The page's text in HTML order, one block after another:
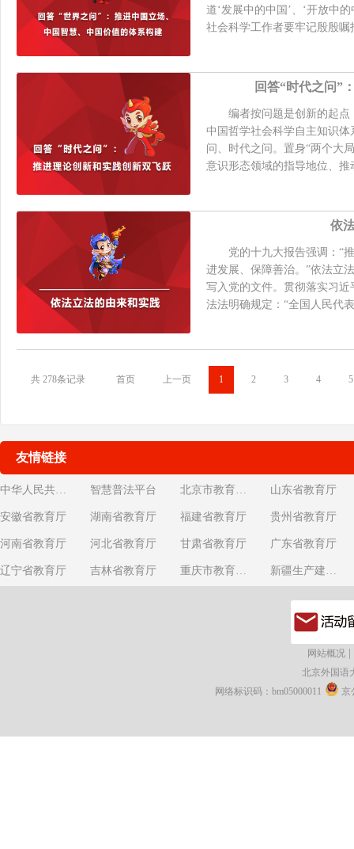
道‘发展中的中国’、‘开放中
社会科学工作者要牢记殷殷嘱
回答“时代之问”
编者按问题是创新的起点
中国哲学社会科学自主知识
问、时代之问。置身“两个大
意识形态领域的指导地位、
依
党的十九大报告强调：“推
进发展、保障善治。”依法立
写入党的文件。贯彻落实习
法法明确规定：“全国人民代
共 278条记录 首页 上一页 1 2 3 4 5
友情链接
中华人民共和国教育部 智慧普法平台 北京市教育委员会 山东省教育厅
安徽省教育厅 湖南省教育厅 福建省教育厅 贵州省教育厅
河南省教育厅 河北省教育厅 甘肃省教育厅 广东省教育厅
辽宁省教育厅 吉林省教育厅 重庆市教育委员会 新疆生产建设兵团教育局
网站概况
北京外国语
网络标识码：bm05000011
京